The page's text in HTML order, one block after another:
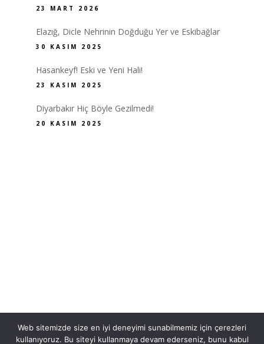
23 MART 2026
Elazığ, Dicle Nehrinin Doğduğu Yer ve Eskibağlar
30 KASIM 2025
Hasankeyf! Eski ve Yeni Hali!
23 KASIM 2025
Diyarbakır Hiç Böyle Gezilmedi!
20 KASIM 2025
Web sitemizde size en iyi deneyimi sunabilmemiz için çerezleri
kullanıyoruz. Bu siteyi kullanmaya devam ederseniz, bunu kabul